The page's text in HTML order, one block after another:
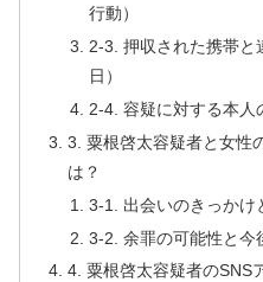
行動）
2-3. 押収された携帯と
日）
2-4. 容疑に対する本人
3. 粟根啓太容疑者と女性
は？
3-1. 出会いのきっかけ
3-2. 余罪の可能性と今
4. 粟根啓太容疑者のSNS